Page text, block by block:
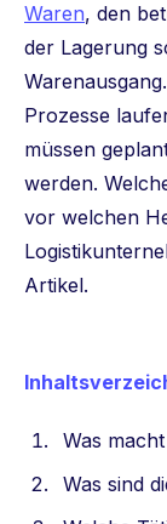
Waren, den
der Lagerung
Prozesse
müssen
werden.
vor welchen
Artikel.
Was
Was sind